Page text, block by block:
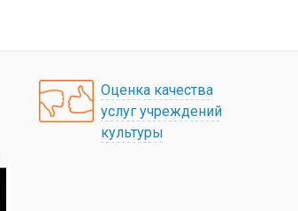
Оценка качества
услуг учреждений
культуры